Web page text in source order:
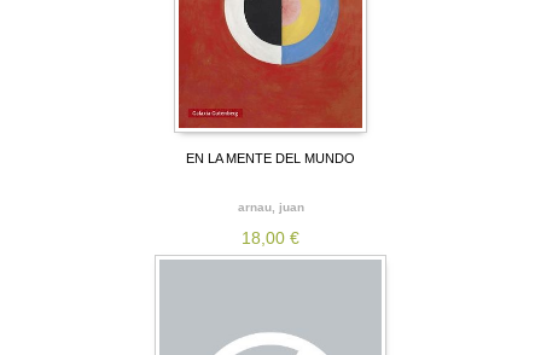
EN LA MENTE DEL MUNDO
arnau, juan
18,00 €